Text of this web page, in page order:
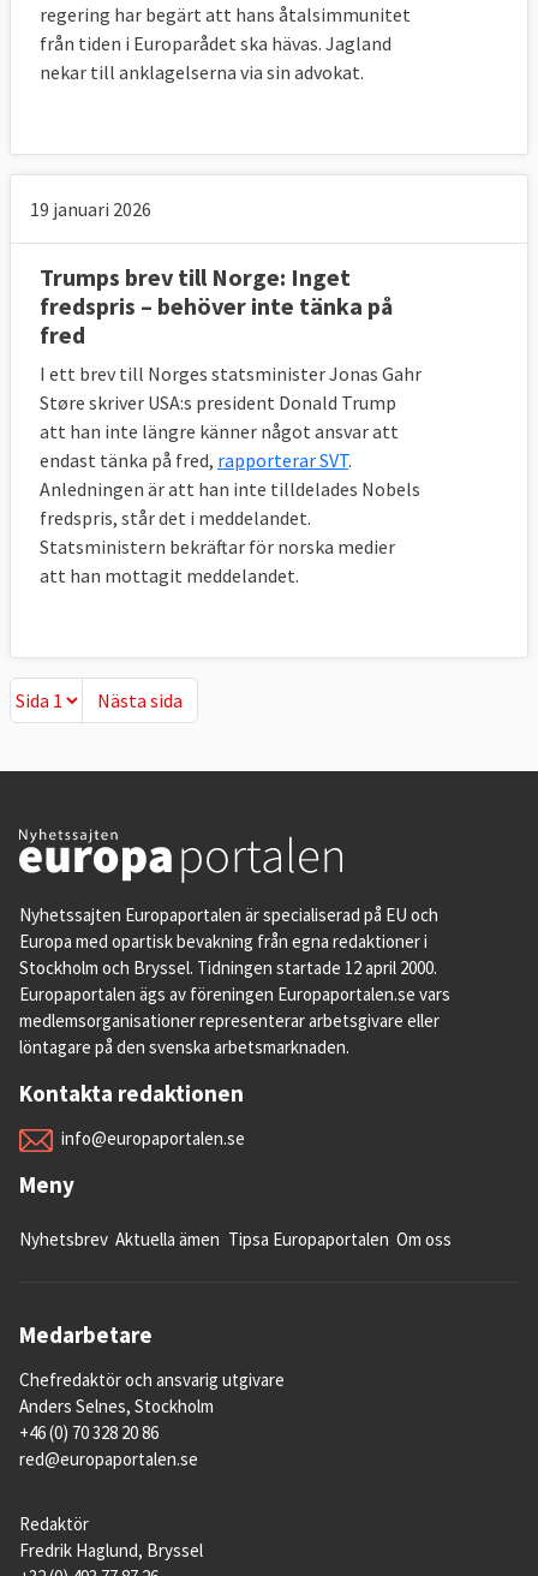
regering har begärt att hans åtalsimmunitet
från tiden i Europarådet ska hävas. Jagland
nekar till anklagelserna via sin advokat.
19 januari 2026
Trumps brev till Norge: Inget
fredspris – behöver inte tänka på
fred
I ett brev till Norges statsminister Jonas Gahr
Støre skriver USA:s president Donald Trump
att han inte längre känner något ansvar att
endast tänka på fred, rapporterar SVT.
Anledningen är att han inte tilldelades Nobels
fredspris, står det i meddelandet.
Statsministern bekräftar för norska medier
att han mottagit meddelandet.
Nästa sida
Nästa sida
Nyhetssajten Europaportalen är specialiserad på EU och
Europa med opartisk bevakning från egna redaktioner i
Stockholm och Bryssel. Tidningen startade 12 april 2000.
Europaportalen ägs av föreningen Europaportalen.se vars
medlemsorganisationer representerar arbetsgivare eller
löntagare på den svenska arbetsmarknaden.
Kontakta redaktionen
info@europaportalen.se
Meny
Nyhetsbrev Aktuella ämen Tipsa Europaportalen Om oss
Medarbetare
Chefredaktör och ansvarig utgivare
Anders Selnes, Stockholm
+46 (0) 70 328 20 86
red@europaportalen.se
Redaktör
Fredrik Haglund, Bryssel